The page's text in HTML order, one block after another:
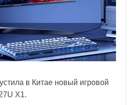
в Китае новый игровой
X1.